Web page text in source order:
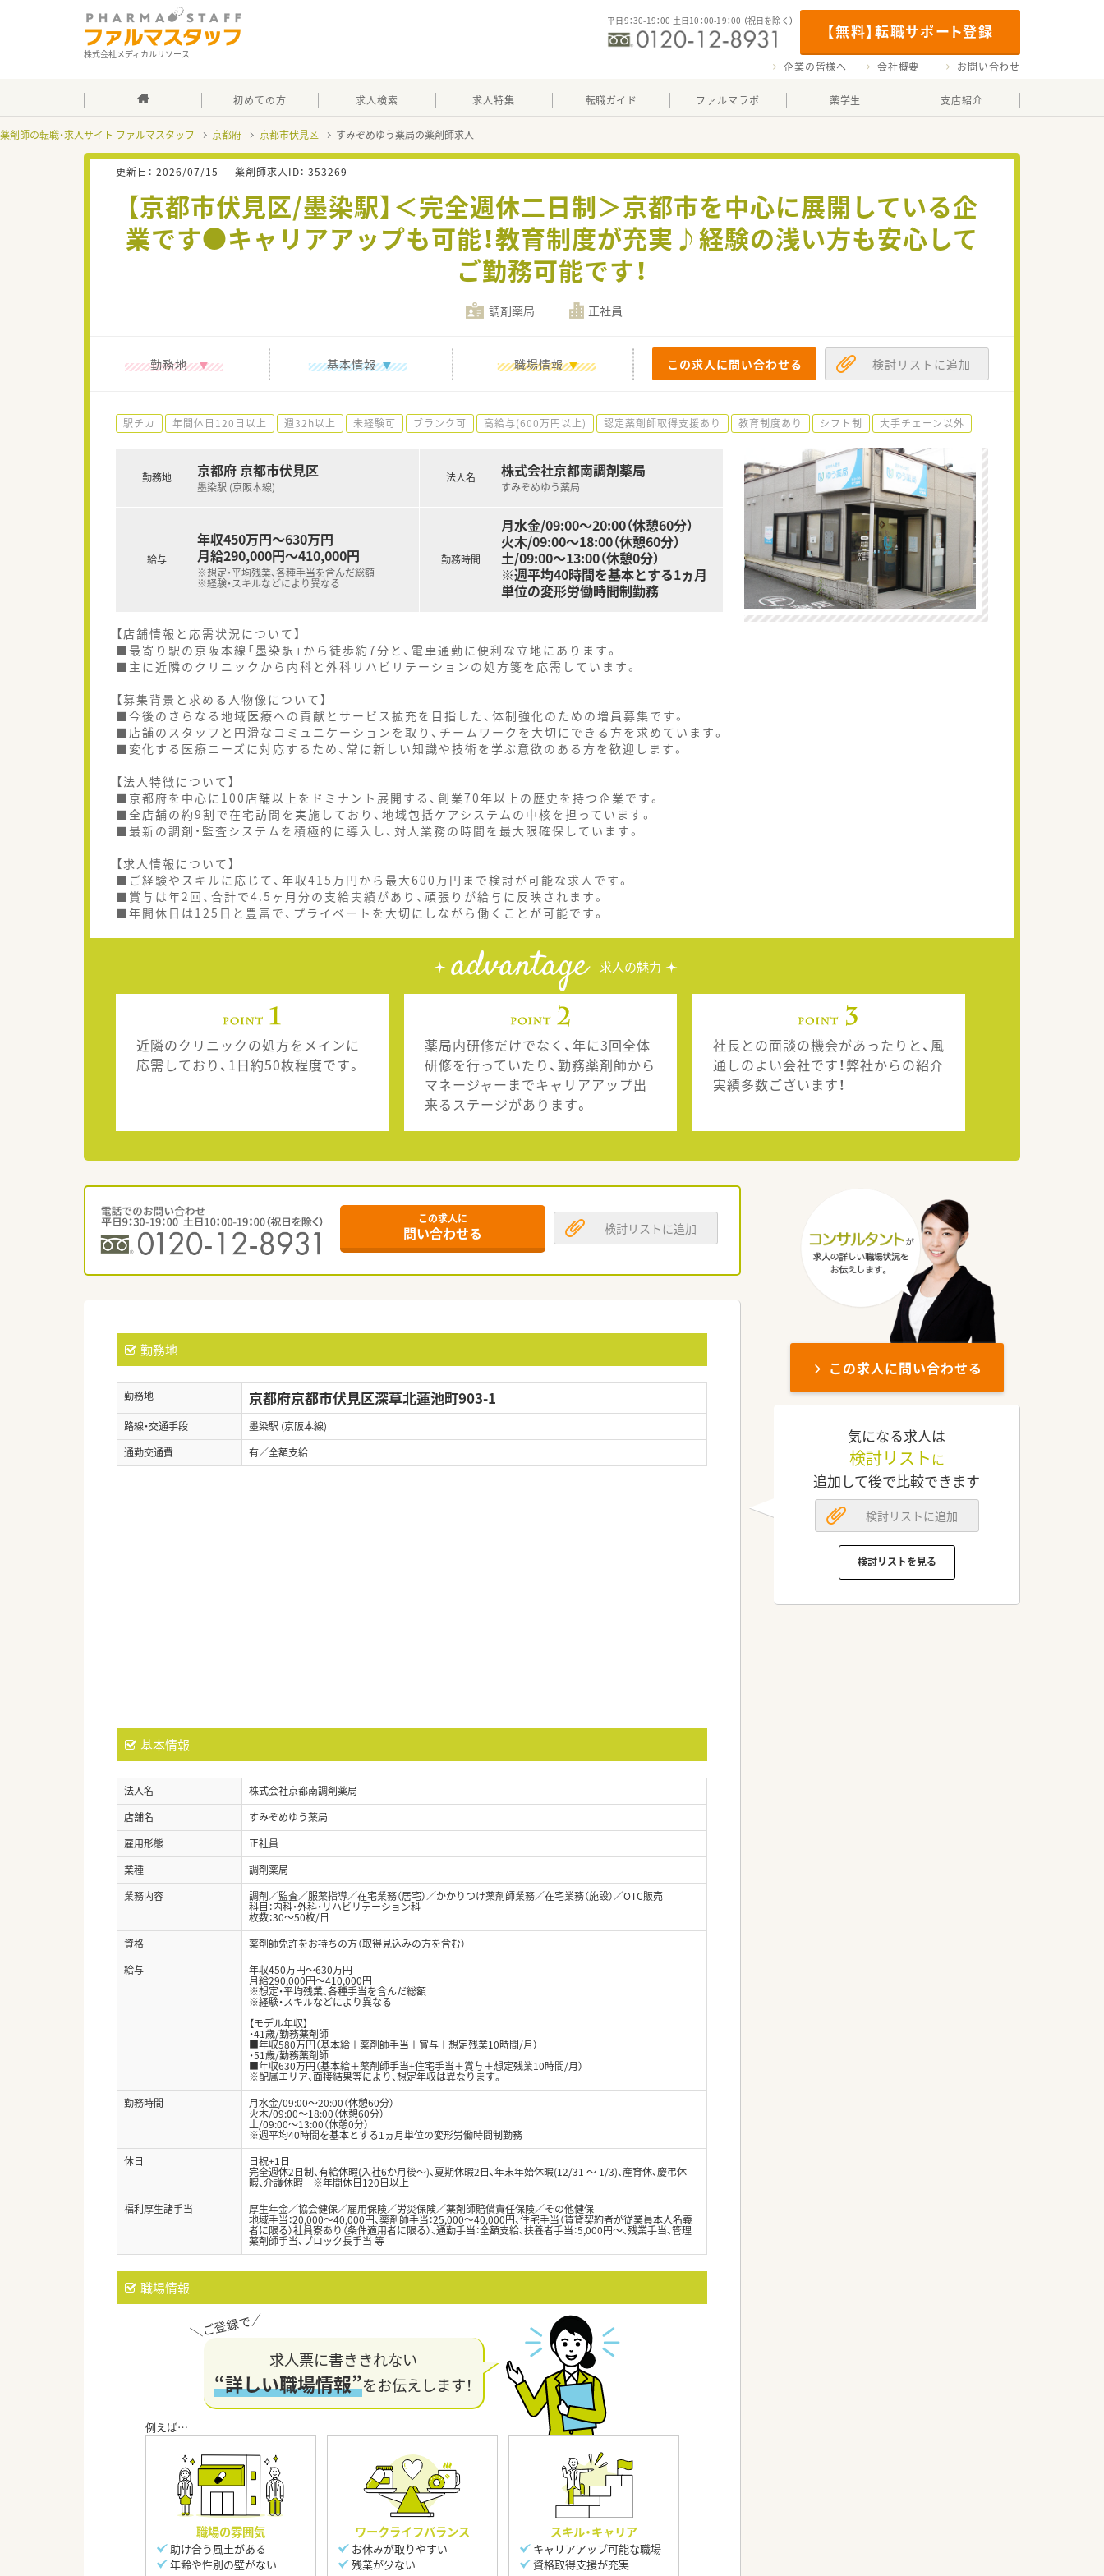
株式会社メディカルリソース
【無料】転職サポート登録
平日9：30-19：00 土日10：00-19：00 （祝日を除く）
企業の皆様へ 会社概要 お問い合わせ
初めての方 求人検索 求人特集 転職ガイド ファルマラボ 薬学生 支店紹介
薬剤師の転職・求人サイト ファルマスタッフ 京都府 京都市伏見区 すみぞめゆう薬局の薬剤師求人
更新日： 2026/07/15 薬剤師求人ID： 353269
【京都市伏見区/墨染駅】＜完全週休二日制＞京都市を中心に展開している企
業です●キャリアアップも可能！教育制度が充実♪経験の浅い方も安心して
ご勤務可能です！
調剤薬局 正社員
勤務地 基本情報 職場情報 この求人に問い合わせる 検討リストに追加
駅チカ 年間休日120日以上 週32h以上 未経験可 ブランク可 高給与(600万円以上) 認定薬剤師取得支援あり 教育制度あり シフト制 大手チェーン以外
勤務地 京都府 京都市伏見区
墨染駅 (京阪本線)
給与
年収450万円～630万円
月給290,000円～410,000円
※想定・平均残業、各種手当を含んだ総額
※経験・スキルなどにより異なる
法人名 株式会社京都南調剤薬局
すみぞめゆう薬局
勤務時間
月水金/09:00～20:00（休憩60分）
火木/09:00～18:00（休憩60分）
土/09:00～13:00（休憩0分）
※週平均40時間を基本とする1ヵ月
単位の変形労働時間制勤務
【店舗情報と応需状況について】
■最寄り駅の京阪本線「墨染駅」から徒歩約7分と、電車通勤に便利な立地にあります。
■主に近隣のクリニックから内科と外科リハビリテーションの処方箋を応需しています。
【募集背景と求める人物像について】
■今後のさらなる地域医療への貢献とサービス拡充を目指した、体制強化のための増員募集です。
■店舗のスタッフと円滑なコミュニケーションを取り、チームワークを大切にできる方を求めています。
■変化する医療ニーズに対応するため、常に新しい知識や技術を学ぶ意欲のある方を歓迎します。
【法人特徴について】
■京都府を中心に100店舗以上をドミナント展開する、創業70年以上の歴史を持つ企業です。
■全店舗の約9割で在宅訪問を実施しており、地域包括ケアシステムの中核を担っています。
■最新の調剤・監査システムを積極的に導入し、対人業務の時間を最大限確保しています。
【求人情報について】
■ご経験やスキルに応じて、年収415万円から最大600万円まで検討が可能な求人です。
■賞与は年2回、合計で4.5ヶ月分の支給実績があり、頑張りが給与に反映されます。
■年間休日は125日と豊富で、プライベートを大切にしながら働くことが可能です。
advantage 求人の魅力
近隣のクリニックの処方をメインに
応需しており、1日約50枚程度です。
薬局内研修だけでなく、年に3回全体
研修を行っていたり、勤務薬剤師から
マネージャーまでキャリアアップ出
来るステージがあります。
社長との面談の機会があったりと、風
通しのよい会社です！弊社からの紹介
実績多数ございます！
この求人に
問い合わせる 検討リストに追加
勤務地
勤務地 京都府京都市伏見区深草北蓮池町903-1
路線・交通手段
墨染駅 (京阪本線)
通勤交通費
有／全額支給
基本情報
法人名
株式会社京都南調剤薬局
店舗名
すみぞめゆう薬局
雇用形態
正社員
業種
調剤薬局
業務内容
調剤／監査／服薬指導／在宅業務（居宅）／かかりつけ薬剤師業務／在宅業務（施設）／OTC販売
科目：内科・外科・リハビリテーション科
枚数：30～50枚/日
資格
薬剤師免許をお持ちの方（取得見込みの方を含む）
給与
年収450万円～630万円
月給290,000円～410,000円
※想定・平均残業、各種手当を含んだ総額
※経験・スキルなどにより異なる
【モデル年収】
・41歳/勤務薬剤師
■年収580万円（基本給＋薬剤師手当＋賞与＋想定残業10時間/月）
・51歳/勤務薬剤師
■年収630万円（基本給＋薬剤師手当+住宅手当＋賞与＋想定残業10時間/月）
※配属エリア、面接結果等により、想定年収は異なります。
勤務時間
月水金/09:00～20:00（休憩60分）
火木/09:00～18:00（休憩60分）
土/09:00～13:00（休憩0分）
※週平均40時間を基本とする1ヵ月単位の変形労働時間制勤務
休日
日祝+1日
完全週休2日制、有給休暇(入社6か月後～)、夏期休暇2日、年末年始休暇(12/31 ～ 1/3)、産育休、慶弔休
暇、介護休暇 ※年間休日120日以上
福利厚生諸手当
厚生年金／協会健保／雇用保険／労災保険／薬剤師賠償責任保険／その他健保
地域手当：20,000〜40,000円、薬剤師手当：25,000〜40,000円、住宅手当（賃貸契約者が従業員本人名義
者に限る）社員寮あり（条件適用者に限る）、通勤手当：全額支給、扶養者手当：5,000円〜、残業手当、管理
薬剤師手当、ブロック長手当 等
職場情報
求人票に書ききれない
“詳しい職場情報”をお伝えします！
職場の雰囲気
助け合う風土がある
年齢や性別の壁がない
ワークライフバランス
お休みが取りやすい
残業が少ない
スキル・キャリア
キャリアアップ可能な職場
資格取得支援が充実
この求人に問い合わせる
気になる求人は
検討リスト に
追加して後で比較できます
検討リストに追加
検討リストを見る